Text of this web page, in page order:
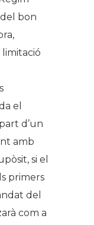
bon
el
d’un
amb
si el
primers
del
com a